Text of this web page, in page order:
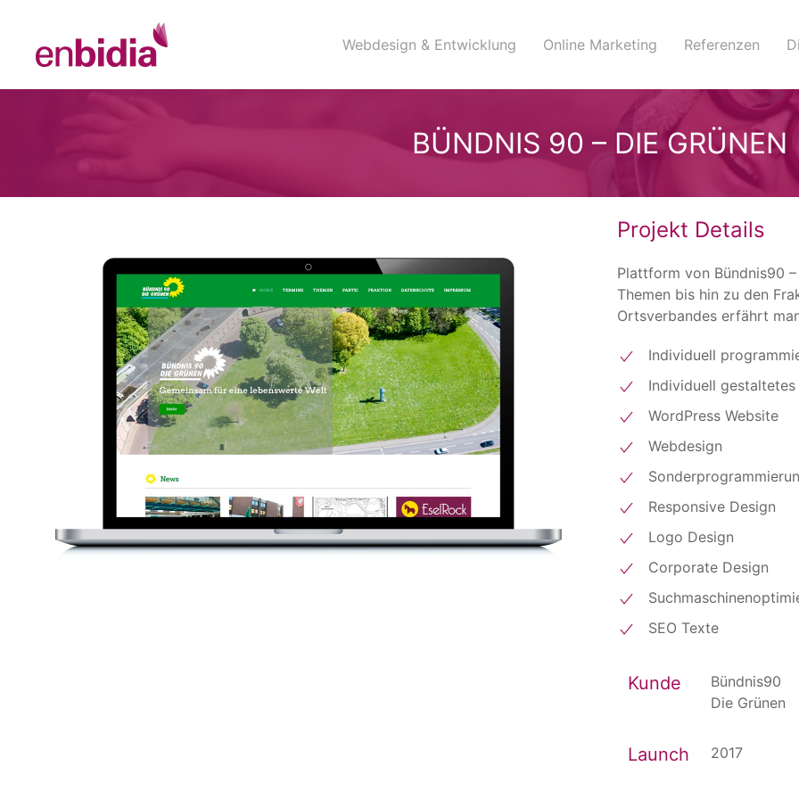
Webdesign & Entwicklung Online Marketing Referenzen
BÜNDNIS 90 – DIE GRÜNEN
Projekt Details
Plattform von Bündnis90
Themen bis hin zu den
Ortsverbandes erfährt
Individuell
Individuell
WordPress Website
Webdesign
Responsive Design
Logo Design
Corporate Design
SEO Texte
Kunde
Bündnis90
Die Grünen
Launch 2017